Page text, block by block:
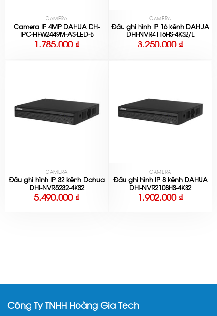
CAMERA
Camera IP 4MP DAHUA DH-
IPC-HFW2449M-AS-LED-B
1.785.000 ₫
CAMERA
Đầu ghi hình IP 16 kênh DAHUA
DHI-NVR4116HS-4KS2/L
3.250.000 ₫
CAMERA
Đầu ghi hình IP 32 kênh Dahua
DHI-NVR5232-4KS2
5.490.000 ₫
CAMERA
Đầu ghi hình IP 8 kênh DAHUA
DHI-NVR2108HS-4KS2
1.902.000 ₫
Công Ty TNHH Hoàng Gia Tech